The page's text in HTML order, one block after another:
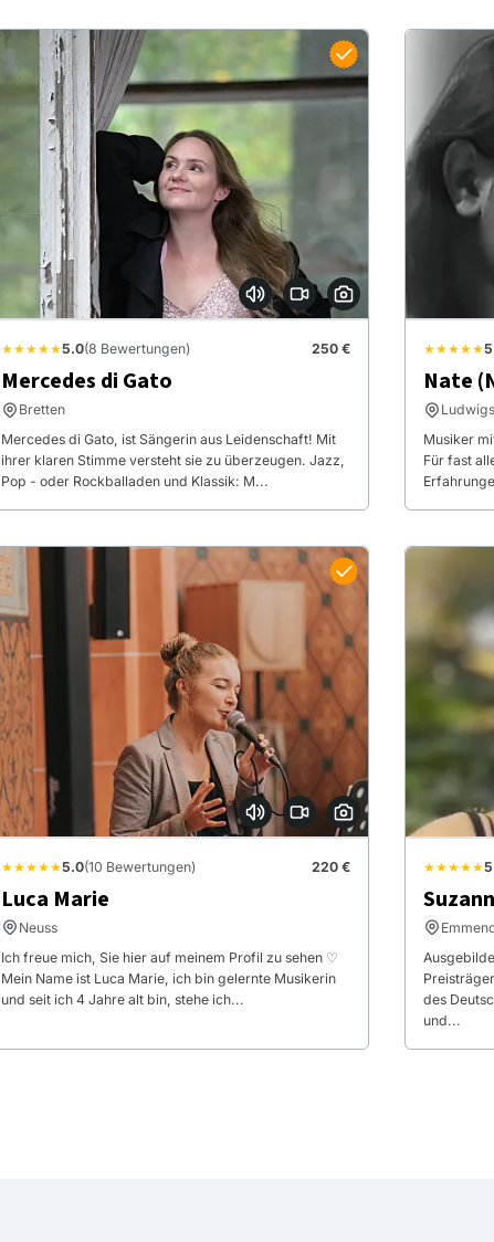
★★★★★5.0(8 Bewertungen) 250 €
Mercedes di Gato
Bretten
Mercedes di Gato, ist Sängerin aus Leidenschaft! Mit
ihrer klaren Stimme versteht sie zu überzeugen. Jazz,
Pop - oder Rockballaden und Klassik: M...
★★★★★
Nate
Musiker
Für fast
★★★★★5.0(10 Bewertungen) 220 €
Luca Marie
Neuss
Ich freue mich, Sie hier auf meinem Profil zu sehen ♡
Mein Name ist Luca Marie, ich bin gelernte Musikerin
und seit ich 4 Jahre alt bin, stehe ich...
★★★★★
des
und...